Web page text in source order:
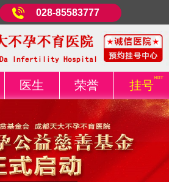
028-85583777
医生 荣誉 挂号